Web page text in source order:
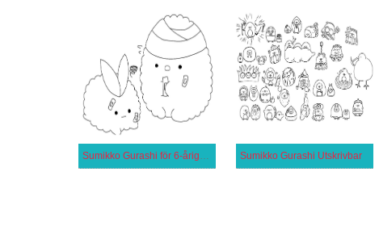
Sumikko Gurashi för 6-åriga Barn Sumikko Gurashi Utskrivbar